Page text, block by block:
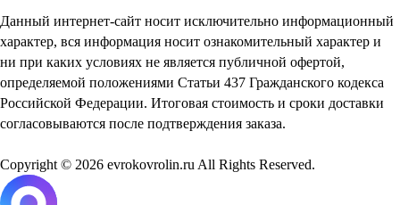
Данный интернет-сайт носит исключительно информационный
характер, вся информация носит ознакомительный характер и
ни при каких условиях не является публичной офертой,
определяемой положениями Статьи 437 Гражданского кодекса
Российской Федерации. Итоговая стоимость и сроки доставки
согласовываются после подтверждения заказа.
Copyright © 2026 evrokovrolin.ru All Rights Reserved.